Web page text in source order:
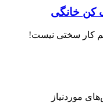
کن خانگی
کار سختی نیست!
موردنیاز